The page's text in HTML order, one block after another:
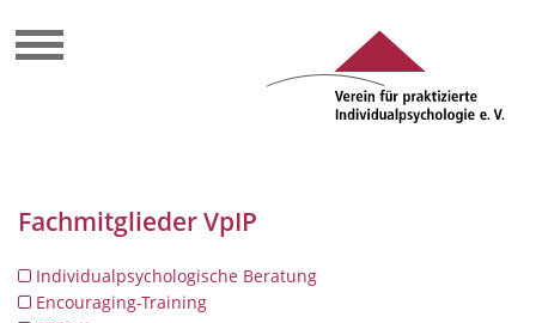
Fachmitglieder VpIP
Individualpsychologische Beratung
Encouraging-Training